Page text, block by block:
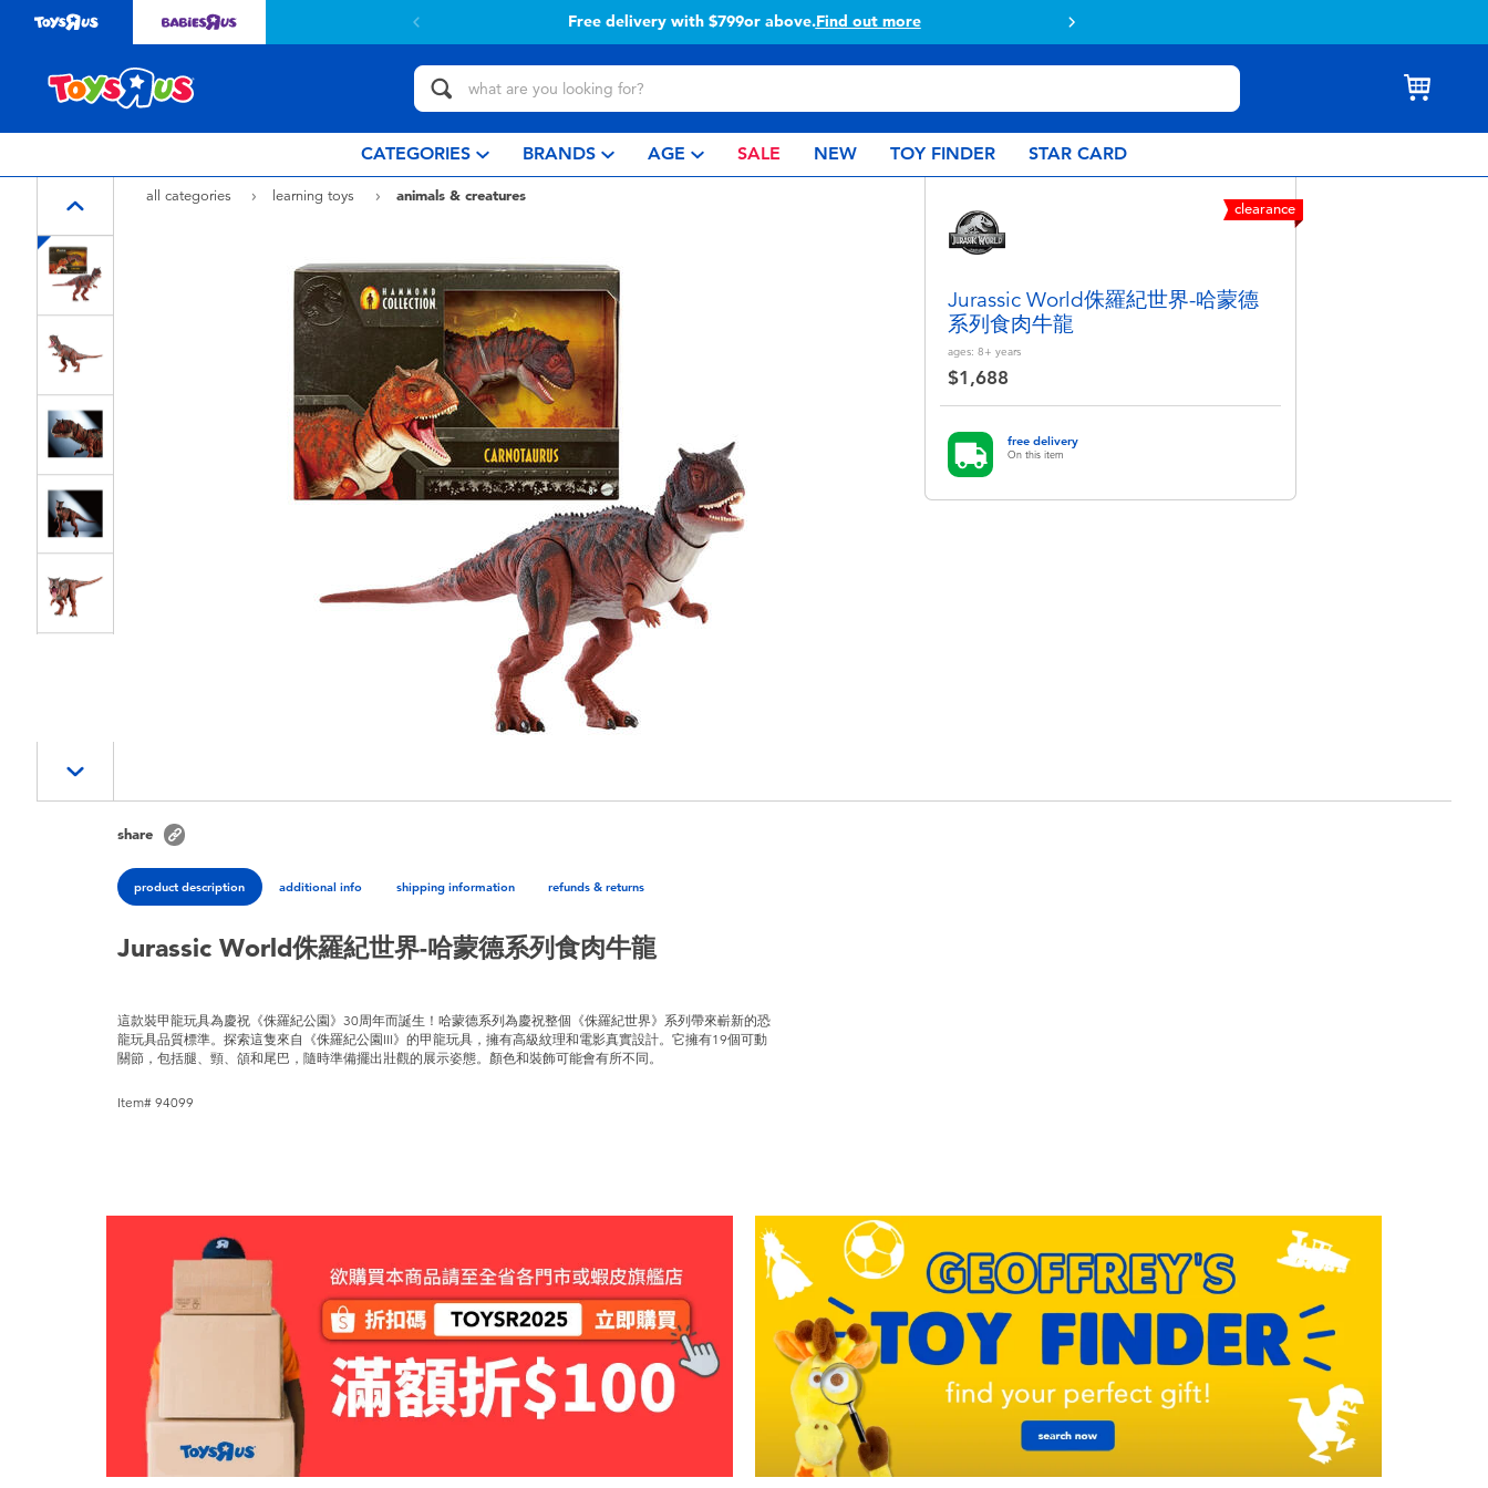
Free delivery with $799or above.Find out more
CATEGORIES BRANDS AGE SALE NEW TOY FINDER STAR CARD
all categories learning toys
animals & creatures
clearance
Jurassic World侏羅紀世界-哈蒙德
系列食肉牛龍
ages: 8+ years
$1,688
free delivery
On this item
share
product description additional info shipping information refunds & returns
Jurassic World侏羅紀世界-哈蒙德系列食肉牛龍
這款裝甲龍玩具為慶祝《侏羅紀公園》30周年而誕生！哈蒙德系列為慶祝整個《侏羅紀世界》系列帶來嶄新的恐
龍玩具品質標準。探索這隻來自《侏羅紀公園III》的甲龍玩具，擁有高級紋理和電影真實設計。它擁有19個可動
關節，包括腿、頸、頜和尾巴，隨時準備擺出壯觀的展示姿態。顏色和裝飾可能會有所不同。
Item# 94099